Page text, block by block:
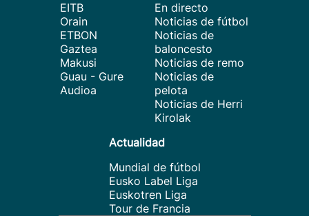
EITB
Orain
ETBON
Gaztea
Makusi
Guau - Gure
Audioa
En directo
Noticias de fútbol
Noticias de
baloncesto
Noticias de remo
Noticias de
pelota
Noticias de Herri
Kirolak
Actualidad
Mundial de fútbol
Eusko Label Liga
Euskotren Liga
Tour de Francia